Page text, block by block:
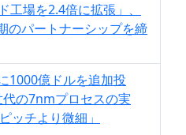
工場を2.4倍に拡張」、
のパートナーシップを締
1000億ドルを追加投
の7nmプロセスの実
ッチより微細」